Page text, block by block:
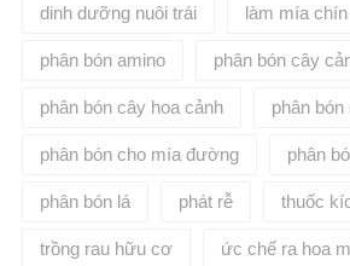
dinh dưỡng nuôi trái làm mía
phân bón amino phân bón cây
phân bón cây hoa cảnh phân
phân bón cho mía đường phân
phân bón lá phát rễ thuốc
trồng rau hữu cơ ức chế ra hoa